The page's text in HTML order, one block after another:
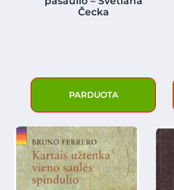
Čecka
PARDUOTA